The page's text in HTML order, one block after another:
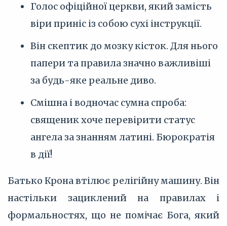
Голос офіційної церкви, який замість
віри приніс із собою сухі інструкції.
Він скептик до мозку кісток. Для нього
папери та правила значно важливіші
за будь-яке реальне диво.
Смішна і водночас сумна спроба:
священик хоче перевірити статус
ангела за знанням латині. Бюрократія
в дії!
Батько Крона втілює релігійну машину. Він
настільки зациклений на правилах і
формальностях, що не помічає Бога, який